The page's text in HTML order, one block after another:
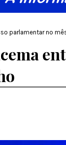
parlamentar no